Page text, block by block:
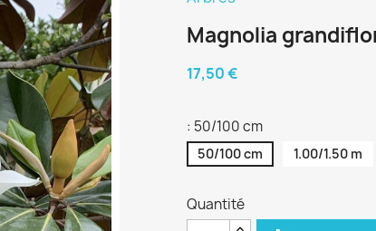
Magnolia
17,50 €
: 50/100 cm
50/100 cm 1.00/1.50 m
Quantité